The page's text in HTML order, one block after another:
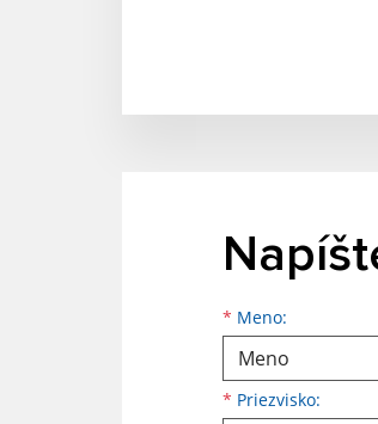
* Meno:
Meno
* Priezvisko:
Priezvisko
E-mailová adresa